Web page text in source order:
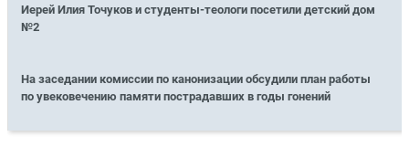
Иерей Илия Точуков и студенты-теологи посетили детский дом
№2
На заседании комиссии по канонизации обсудили план работы
по увековечению памяти пострадавших в годы гонений